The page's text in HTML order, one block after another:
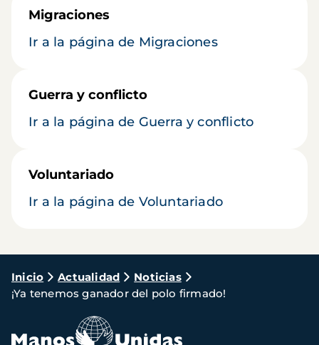
Migraciones
Ir a la página de Migraciones
Guerra y conflicto
Ir a la página de Guerra y conflicto
Voluntariado
Ir a la página de Voluntariado
Ruta
de
navegación
Inicio Actualidad
Noticias
¡Ya tenemos ganador del polo firmado!